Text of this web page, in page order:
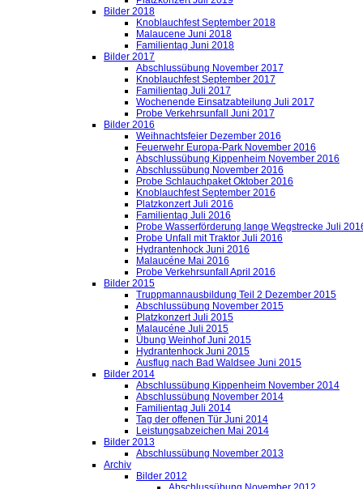
Bilder 2018
Knoblauchfest September 2018
Malaucene Juni 2018
Familientag Juni 2018
Bilder 2017
Abschlussübung November 2017
Knoblauchfest September 2017
Familientag Juli 2017
Wochenende Einsatzabteilung Juli 2017
Probe Verkehrsunfall Juni 2017
Bilder 2016
Weihnachtsfeier Dezember 2016
Feuerwehr Europa-Park November 2016
Abschlussübung Kippenheim November 2016
Abschlussübung November 2016
Probe Schlauchpaket Oktober 2016
Knoblauchfest September 2016
Platzkonzert Juli 2016
Familientag Juli 2016
Probe Wasserförderung lange Wegstrecke Juli
Probe Unfall mit Traktor Juli 2016
Hydrantenhock Juni 2016
Malaucéne Mai 2016
Probe Verkehrsunfall April 2016
Bilder 2015
Truppmannausbildung Teil 2 Dezember 2015
Abschlussübung November 2015
Platzkonzert Juli 2015
Malaucéne Juli 2015
Übung Weinhof Juni 2015
Hydrantenhock Juni 2015
Ausflug nach Bad Waldsee Juni 2015
Bilder 2014
Abschlussübung Kippenheim November 2014
Abschlussübung November 2014
Familientag Juli 2014
Tag der offenen Tür Juni 2014
Leistungsabzeichen Mai 2014
Bilder 2013
Abschlussübung November 2013
Archiv
Bilder 2012